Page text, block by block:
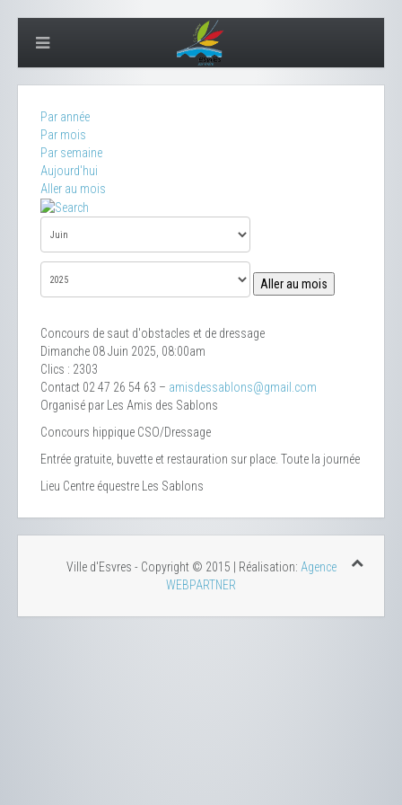
Par année
Par mois
Par semaine
Aujourd'hui
Aller au mois
Aller au mois
Concours de saut d'obstacles et de dressage
Dimanche 08 Juin 2025, 08:00am
Clics : 2303
Contact 02 47 26 54 63 – amisdessablons@gmail.com
Organisé par Les Amis des Sablons
Concours hippique CSO/Dressage
Entrée gratuite, buvette et restauration sur place. Toute la journée
Lieu Centre équestre Les Sablons
Ville d'Esvres - Copyright © 2015 | Réalisation: Agence
WEBPARTNER